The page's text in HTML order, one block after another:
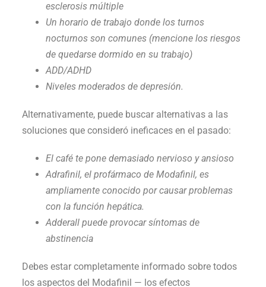
esclerosis múltiple
Un horario de trabajo donde los turnos
nocturnos son comunes (mencione los riesgos
de quedarse dormido en su trabajo)
ADD/ADHD
Niveles moderados de depresión.
Alternativamente, puede buscar alternativas a las
soluciones que consideró ineficaces en el pasado:
El café te pone demasiado nervioso y ansioso
Adrafinil, el profármaco de Modafinil, es
ampliamente conocido por causar problemas
con la función hepática.
Adderall puede provocar síntomas de
abstinencia
Debes estar completamente informado sobre todos
los aspectos del Modafinil — los efectos